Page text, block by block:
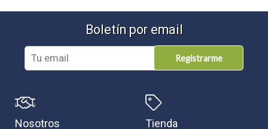
Boletín por email
Registrarme
Nosotros Tienda